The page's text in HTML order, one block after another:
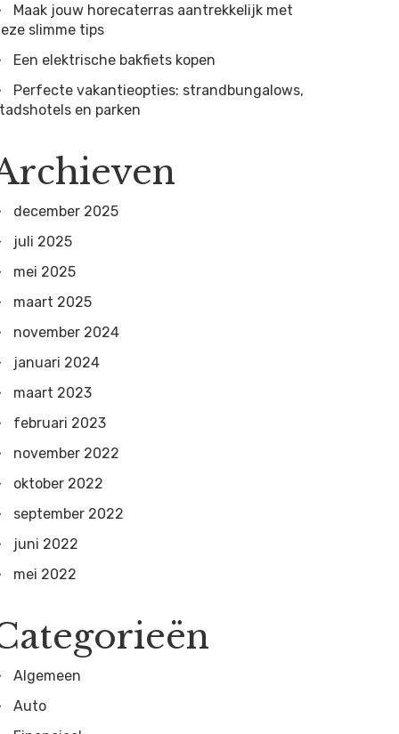
Maak jouw horecaterras aantrekkelijk met
slimme tips
Een elektrische bakfiets kopen
Perfecte vakantieopties: strandbungalows,
en parken
december 2025
juli 2025
mei 2025
maart 2025
november 2024
januari 2024
maart 2023
februari 2023
november 2022
oktober 2022
september 2022
juni 2022
mei 2022
Algemeen
Auto